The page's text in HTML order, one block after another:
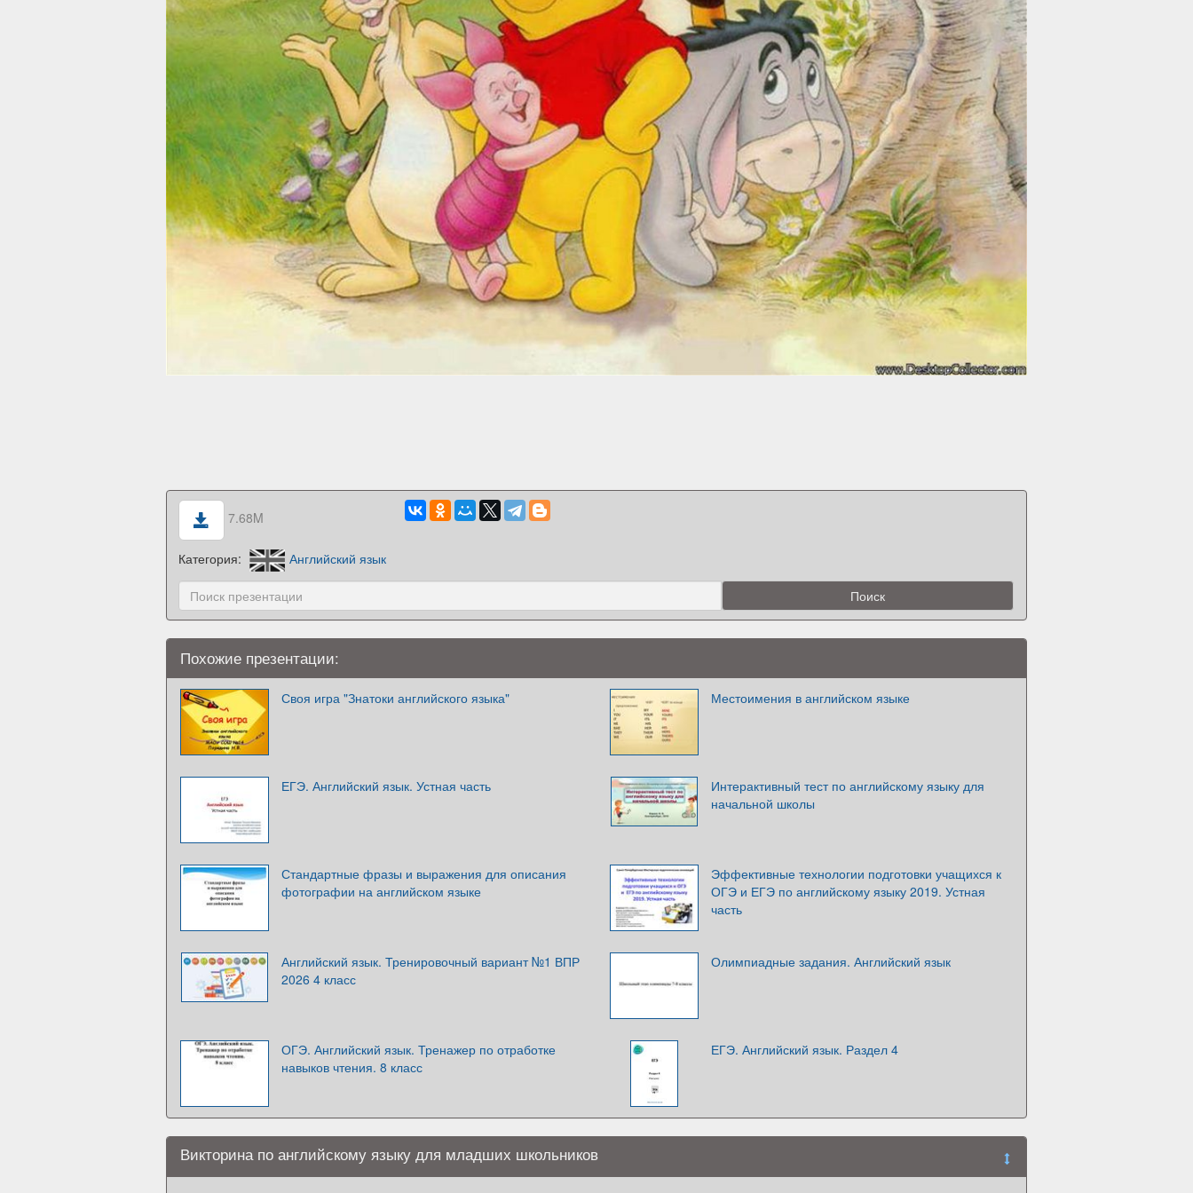
7.68M
Категория: Английский язык
Похожие презентации:
Своя игра "Знатоки английского языка" Местоимения в английском языке
ЕГЭ. Английский язык. Устная часть
Интерактивный тест по английскому языку для
начальной школы
Стандартные фразы и выражения для описания
фотографии на английском языке
Эффективные технологии подготовки учащихся к
ОГЭ и ЕГЭ по английскому языку 2019. Устная
часть
Английский язык. Тренировочный вариант №1 ВПР
2026 4 класс
Олимпиадные задания. Английский язык
ОГЭ. Английский язык. Тренажер по отработке
навыков чтения. 8 класс
ЕГЭ. Английский язык. Раздел 4
Викторина по английскому языку для младших школьников